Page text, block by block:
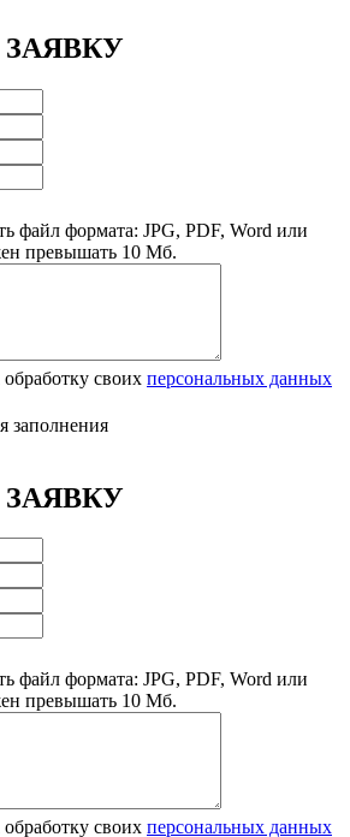
файл формата: JPG, PDF, Word или
превышать 10 Мб.
своих персональных данных
заполнения
файл формата: JPG, PDF, Word или
превышать 10 Мб.
своих персональных данных